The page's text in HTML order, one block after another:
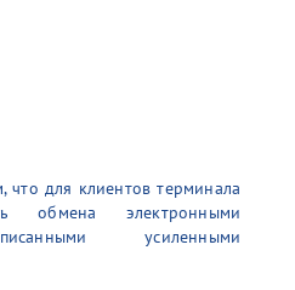
для клиентов терминала
обмена электронными
усиленными